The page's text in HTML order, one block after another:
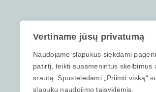
Vertiname jūsų privatumą
Naudojame slapukus siekdami
patirtį, teikti suasmenintus skelbimus
srautą. Spustelėdami „Priimti viską“
slapukų naudojimo taisyklėmis.
Šioje paskaitoje parodysime,
pagrindinių akcijų indeksų ir
godumas dažnai smarkiai
svarbu ne tik suprasti kokia
patiems. Šioje paskaitoje